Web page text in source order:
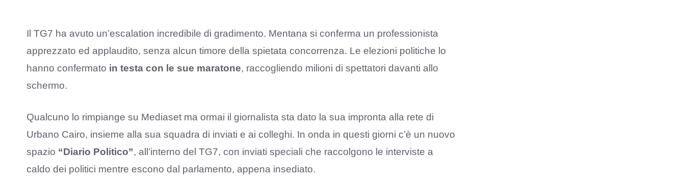
Il TG7 ha avuto un’escalation incredibile di gradimento. Mentana si conferma un professionista
apprezzato ed applaudito, senza alcun timore della spietata concorrenza. Le elezioni politiche lo
hanno confermato in testa con le sue maratone, raccogliendo milioni di spettatori davanti allo
schermo.
Qualcuno lo rimpiange su Mediaset ma ormai il giornalista sta dato la sua impronta alla rete di
Urbano Cairo, insieme alla sua squadra di inviati e ai colleghi. In onda in questi giorni c’è un nuovo
spazio “Diario Politico”, all’interno del TG7, con inviati speciali che raccolgono le interviste a
caldo dei politici mentre escono dal parlamento, appena insediato.